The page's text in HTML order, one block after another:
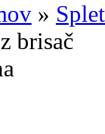
»
brisač